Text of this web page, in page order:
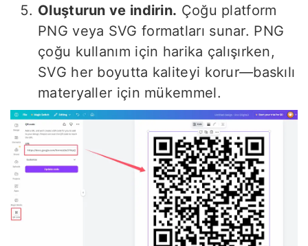
Oluşturun ve indirin. Çoğu platform
PNG veya SVG formatları sunar. PNG
çoğu kullanım için harika çalışırken,
SVG her boyutta kaliteyi korur—baskılı
materyaller için mükemmel.